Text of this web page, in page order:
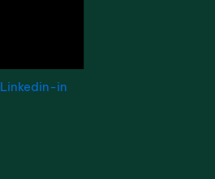
Linkedin-in